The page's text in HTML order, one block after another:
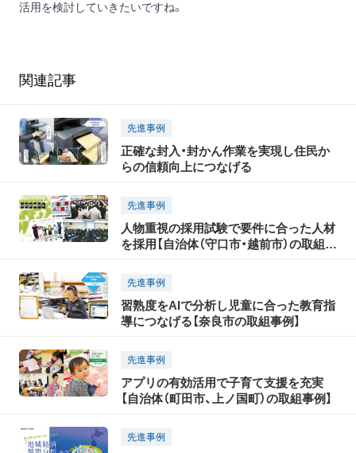
活用を検討していきたいですね。
関連記事
先進事例
正確な封入・封かん作業を実現し住民か
らの信頼向上につなげる
先進事例
人物重視の採用試験で要件に合った人材
を採用【自治体（守口市・越前市）の取組事
先進事例
習熟度をAIで分析し児童に合った教育指
導につなげる【奈良市の取組事例】
先進事例
アプリの有効活用で子育て支援を充実
【自治体（町田市、上ノ国町）の取組事例】
先進事例